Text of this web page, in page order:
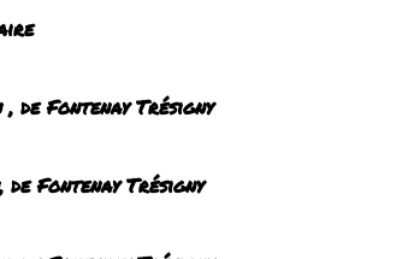
de Fontenay Trésigny
Fontenay Trésigny